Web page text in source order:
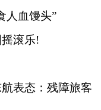
血馒头”
滚乐!
表态：残障旅客